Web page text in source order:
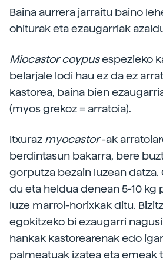
Baina aurrera jarraitu baino
ohiturak eta ezaugarriak
Miocastorcoypusespezieko
belarjale lodi hau ez da ez
kastorea, baina bien
(myos grekoz = arratoia).
Itxuraz myocastor-ak
berdintasun bakarra, bere
gorputza bezain luzean
du eta heldua denean 5-10 kg
luze marroi-horixkak ditu.
egokitzeko bi ezaugarri
hankak kastorearenak edo
palmeatuak izatea eta emeak